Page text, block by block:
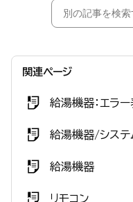
関連ページ
給湯機器：エラ
給湯機器/システ
給湯機器
リモコン